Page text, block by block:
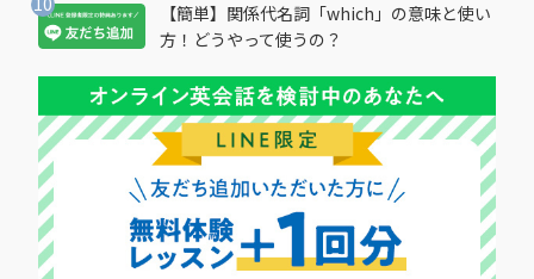
【簡単】関係代名詞「which」の意味と使い
方！どうやって使うの？